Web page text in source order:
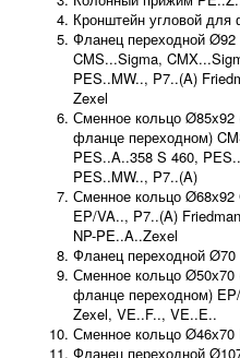
Кронштейн угловой
Фланец переходной Ø92
CMS...Sigma,
PES..MW.., P7..(A)
Zexel
Сменное кольцо Ø85x92
фланце переходном)
PES..A..358 S 460,
PES..MW.., P7..(A)
Сменное кольцо
EP/VA.., P7..(A)
NP-PE..A..Zexel
Фланец переходной Ø70
Сменное кольцо Ø50х70
фланце переходном)
Zexel, VE..F.., VE..E..
Сменное кольцо Ø46х70
Фланец переходной